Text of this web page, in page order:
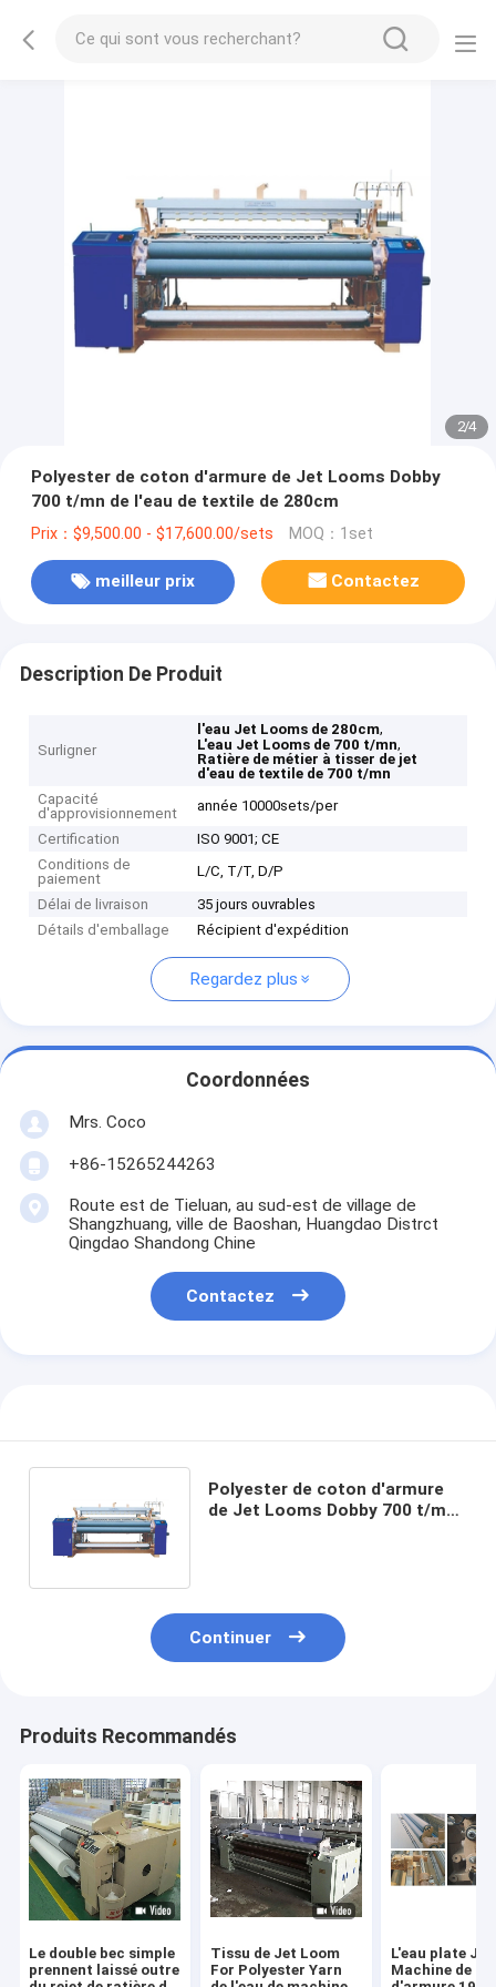
2/4
Polyester de coton d'armure de Jet Looms Dobby
700 t/mn de l'eau de textile de 280cm
Prix：$9,500.00 - $17,600.00/sets MOQ：1set
meilleur prix Contactez
Description De Produit
Surligner
l'eau Jet Looms de 280cm,
L'eau Jet Looms de 700 t/mn,
Ratière de métier à tisser de jet
d'eau de textile de 700 t/mn
Capacité
d'approvisionnement
année 10000sets/per
Certification
ISO 9001; CE
Conditions de
paiement
L/C, T/T, D/P
Délai de livraison
35 jours ouvrables
Détails d'emballage
Récipient d'expédition
Regardez plus
Coordonnées
Mrs. Coco
+86-15265244263
Route est de Tieluan, au sud-est de village de
Shangzhuang, ville de Baoshan, Huangdao Distrct
Qingdao Shandong Chine
Contactez
Polyester de coton d'armure
de Jet Looms Dobby 700 t/mn
Continuer
Produits Recommandés
Le double bec simple
prennent laissé outre
Tissu de Jet Loom
For Polyester Yarn
L'eau plate
Machine de